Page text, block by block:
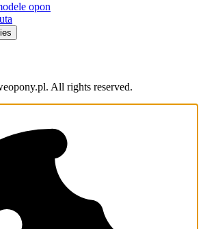
opon
All rights reserved.